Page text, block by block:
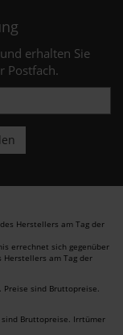
erhalten Sie
Postfach.
Herstellers am Tag der
errechnet sich gegenüber
Herstellers am Tag der
Preise sind Bruttopreise.
sind Bruttopreise. Irrtümer